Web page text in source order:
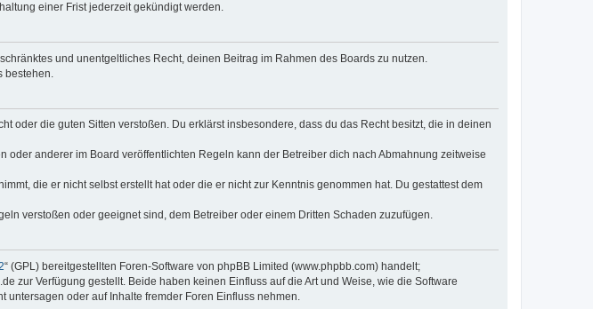
einer Frist jederzeit gekündigt werden.
und unentgeltliches Recht, deinen Beitrag im Rahmen des Boards zu nutzen.
bestehen.
oder die guten Sitten verstoßen. Du erklärst insbesondere, dass du das Recht besitzt, die in deinen
anderer im Board veröffentlichten Regeln kann der Betreiber dich nach Abmahnung zeitweise
die er nicht selbst erstellt hat oder die er nicht zur Kenntnis genommen hat. Du gestattest dem
verstoßen oder geeignet sind, dem Betreiber oder einem Dritten Schaden zuzufügen.
“ (GPL) bereitgestellten Foren-Software von phpBB Limited (www.phpbb.com) handelt;
zur Verfügung gestellt. Beide haben keinen Einfluss auf die Art und Weise, wie die Software
oder auf Inhalte fremder Foren Einfluss nehmen.